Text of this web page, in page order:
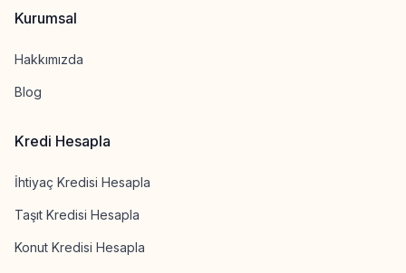
Kurumsal
Hakkımızda
Blog
Kredi Hesapla
İhtiyaç Kredisi Hesapla
Taşıt Kredisi Hesapla
Konut Kredisi Hesapla